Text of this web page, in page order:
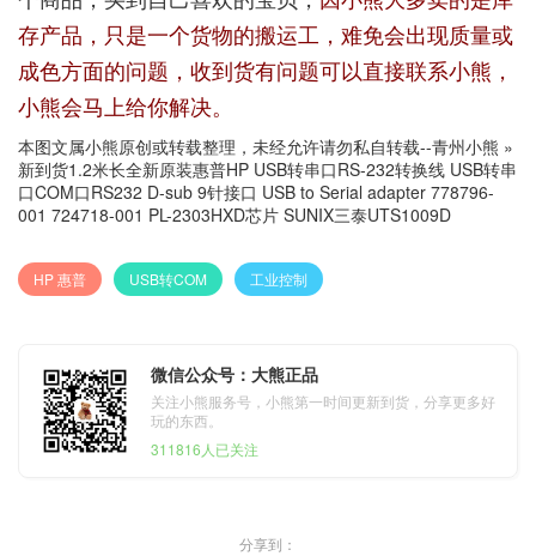
存产品，只是一个货物的搬运工，难免会出现质量或
成色方面的问题，收到货有问题可以直接联系小熊，
小熊会马上给你解决。
本图文属小熊原创或转载整理，未经允许请勿私自转载--青州小熊 »
新到货1.2米长全新原装惠普HP USB转串口RS-232转换线 USB转串
口COM口RS232 D-sub 9针接口 USB to Serial adapter 778796-
001 724718-001 PL-2303HXD芯片 SUNIX三泰UTS1009D
HP 惠普 USB转COM 工业控制
微信公众号：大熊正品
关注小熊服务号，小熊第一时间更新到货，分享更多好
玩的东西。
311816人已关注
分享到：